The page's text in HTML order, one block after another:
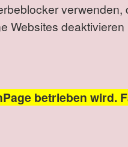
Websites deaktivieren
betrieben wird.